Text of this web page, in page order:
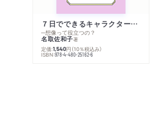
７日でできるキャラクター創作入門
─想像って役立つの？
名取佐和子著
定価:1,540円 （10％税込み）
ISBN:978-4-480-25162-6